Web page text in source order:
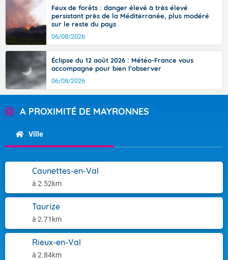
Feux de forêts : danger élevé à très élevé
persistant près de la Méditerranée, plus modéré
sur le reste du pays
06/08/2026
Éclipse du 12 août 2026 : Météo-France vous
accompagne pour bien l'observer
06/08/2026
A PROXIMITÉ DE MAYRONNES
Ville
Caunettes-en-Val
à 2.52km
Taurize
à 2.71km
Rieux-en-Val
à 2.84km